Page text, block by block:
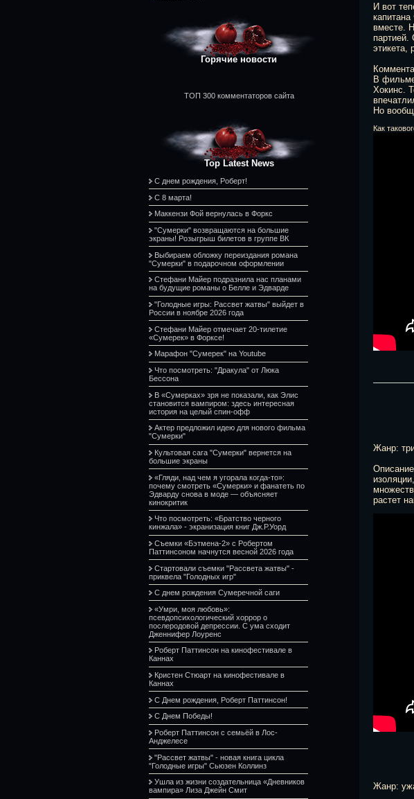
Горячие новости
ТОП 300 комментаторов сайта
Top Latest News
С днем рождения, Роберт!
С 8 марта!
Маккензи Фой вернулась в Форкс
"Сумерки" возвращаются на большие
экраны! Розыгрыш билетов в группе ВК
Выбираем обложку переиздания романа
"Сумерки" в подарочном оформлении
Стефани Майер подразнила нас планами
на будущие романы о Белле и Эдварде
"Голодные игры: Рассвет жатвы" выйдет в
России в ноябре 2026 года
Стефани Майер отмечает 20-тилетие
«Сумерек» в Форксе!
Марафон "Сумерек" на Youtube
Что посмотреть: "Дракула" от Люка
Бессона
В «Сумерках» зря не показали, как Элис
становится вампиром: здесь интересная
история на целый спин-офф
Актер предложил идею для нового фильма
"Сумерки"
Культовая сага "Сумерки" вернется на
большие экраны
«Гляди, над чем я угорала когда-то»:
почему смотреть «Сумерки» и фанатеть по
Эдварду снова в моде — объясняет
кинокритик
Что посмотреть: «Братство черного
кинжала» - экранизация книг Дж.Р.Уорд
Съемки «Бэтмена-2» с Робертом
Паттинсоном начнутся весной 2026 года
Стартовали съемки "Рассвета жатвы" -
приквела "Голодных игр"
С днем рождения Сумеречной саги
«Умри, моя любовь»:
псевдопсихологический хоррор о
послеродовой депрессии. С ума сходит
Дженнифер Лоуренс
Роберт Паттинсон на кинофестивале в
Каннах
Кристен Стюарт на кинофестивале в
Каннах
С Днем рождения, Роберт Паттинсон!
С Днем Победы!
Роберт Паттинсон с семьёй в Лос-
Анджелесе
"Рассвет жатвы" - новая книга цикла
"Голодные игры" Сьюзен Коллинз
Ушла из жизни создательница «Дневников
вампира» Лиза Джейн Смит
И вот
вместе.
партией.
этикета,
В
Хокинс.
Но
Как
Жанр:
растет
Жанр: